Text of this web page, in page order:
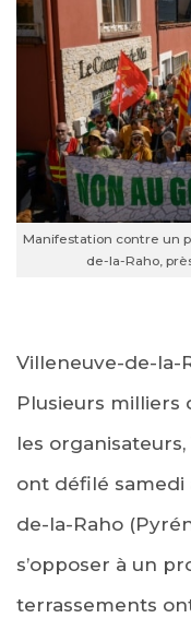
Manifestation contre un
de-la-Raho,
Villeneuve-de-la-
Plusieurs milliers
les
ont défilé samedi
de-la-Raho
s’opposer à un
terrassements